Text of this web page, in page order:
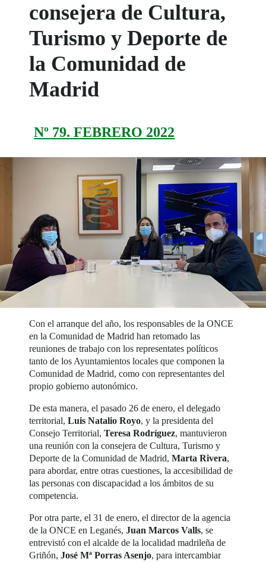
consejera de Cultura,
Turismo y Deporte de
la Comunidad de
Madrid
Nº 79. FEBRERO 2022
Con el arranque del año, los responsables de la ONCE
en la Comunidad de Madrid han retomado las
reuniones de trabajo con los representates políticos
tanto de los Ayuntamientos locales que componen la
Comunidad de Madrid, como con representantes del
propio gobierno autonómico.
De esta manera, el pasado 26 de enero, el delegado
territorial,Luis Natalio Royo, y la presidenta del
Consejo Territorial,Teresa Rodríguez, mantuvieron
una reunión con la consejera de Cultura, Turismo y
Deporte de la Comunidad de Madrid,Marta Rivera,
para abordar, entre otras cuestiones, la accesibilidad de
las personas con discapacidad a los ámbitos de su
competencia.
Por otra parte, el 31 de enero, el director de la agencia
de la ONCE en Leganés, Juan Marcos Valls, se
entrevistó con el alcalde de la localidad madrileña de
Griñón,José Mª Porras Asenjo, para intercambiar